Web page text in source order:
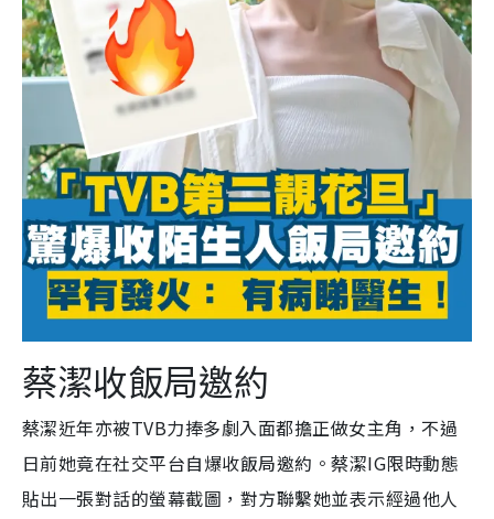
蔡潔收飯局邀約
蔡潔近年亦被TVB力捧多劇入面都擔正做女主角，不過
日前她竟在社交平台自爆收飯局邀約。蔡潔IG限時動態
貼出一張對話的螢幕截圖，對方聯繫她並表示經過他人